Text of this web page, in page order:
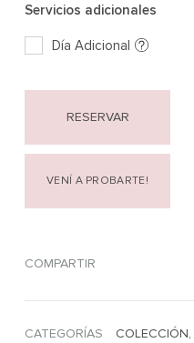
Servicios adicionales
Día Adicional
RESERVAR
VENÍ A PROBARTE!
COMPARTIR
CATEGORÍAS COLECCIÓN,